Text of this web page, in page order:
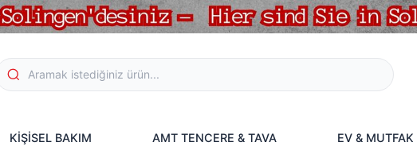
KİŞİSEL BAKIM AMT TENCERE & TAVA EV & MUTFAK